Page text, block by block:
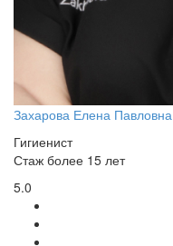
Захарова Елена Павловна
Гигиенист
Стаж более 15 лет
5.0